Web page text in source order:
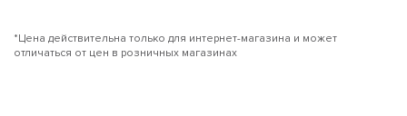
*Цена действительна только для интернет-магазина и может
отличаться от цен в розничных магазинах